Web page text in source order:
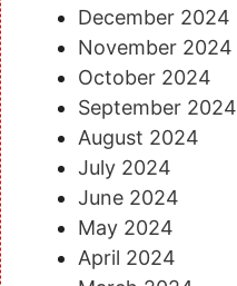
December 2024
November 2024
October 2024
September 2024
August 2024
July 2024
June 2024
May 2024
April 2024